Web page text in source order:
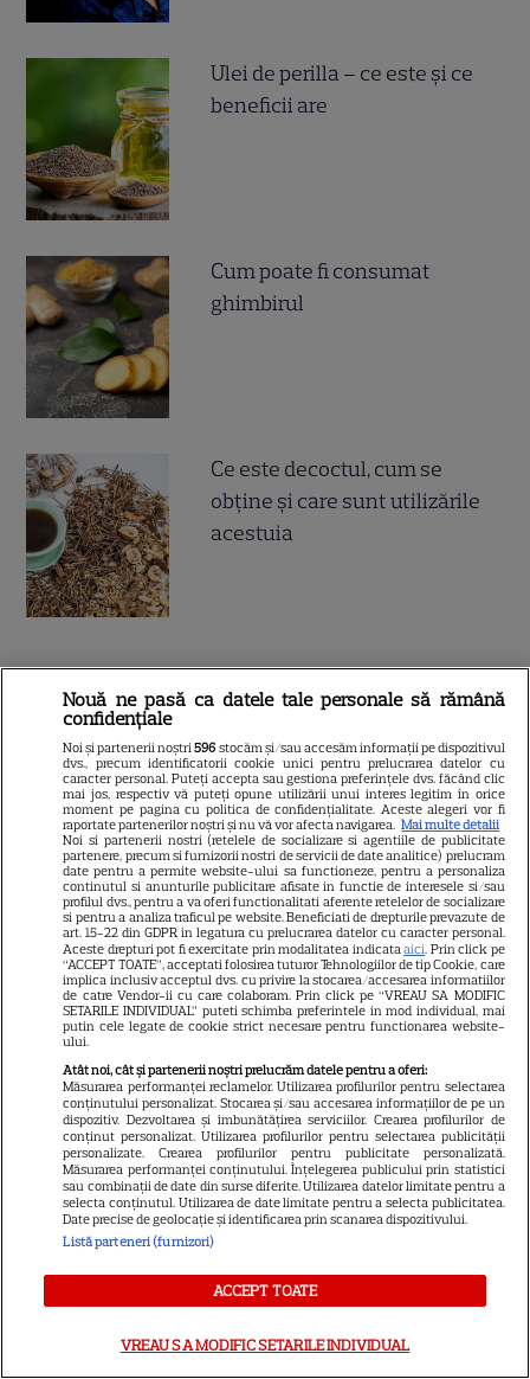
Ulei de perilla – ce este și ce
beneficii are
Cum poate fi consumat
ghimbirul
Ce este decoctul, cum se
obţine şi care sunt utilizările
acestuia
ALTE ARTICOLE
INTERESANTE
11
VEDETE STRĂINE
„Povestea peștelui posac”,
aventura animată inspirată
dintr-un bestseller The New
York Times, ajunge în
cinematografe pe 7 august
16
NETFLIX
Noutăți Netflix în august 2026:
Robert De Niro, „Nosferatu” și
noile sezoane din „Outer
Banks” și „Un veac de
singurătate”
VEDETE STRĂINE
Sean Astin din „Stăpânul
Nouă ne pasă ca datele tale personale să rămână
confidențiale
Noi și partenerii noștri596 stocăm și/sau accesăm informații pe dispozitivul
dvs., precum identificatorii cookie unici pentru prelucrarea datelor cu
caracter personal. Puteți accepta sau gestiona preferințele dvs. făcând clic
mai jos, respectiv vă puteți opune utilizării unui interes legitim în orice
moment pe pagina cu politica de confidențialitate. Aceste alegeri vor fi
raportate partenerilor noștri și nu vă vor afecta navigarea. Mai multe detalii
Noi si partenerii nostri (retelele de socializare si agentiile de publicitate
partenere, precum si furnizorii nostri de servicii de date analitice) prelucram
date pentru a permite website-ului sa functioneze, pentru a personaliza
continutul si anunturile publicitare afisate in functie de interesele si/sau
profilul dvs., pentru a va oferi functionalitati aferente retelelor de socializare
si pentru a analiza traficul pe website. Beneficiati de drepturile prevazute de
art. 15-22 din GDPR in legatura cu prelucrarea datelor cu caracter personal.
Aceste drepturi pot fi exercitate prin modalitatea indicataaici. Prin click pe
“ACCEPT TOATE”, acceptati folosirea tuturor Tehnologiilor de tip Cookie, care
implica inclusiv acceptul dvs. cu privire la stocarea/accesarea informatiilor
de catre Vendor-ii cu care colaboram. Prin click pe “VREAU SA MODIFIC
SETARILE INDIVIDUAL” puteti schimba preferintele in mod individual, mai
putin cele legate de cookie strict necesare pentru functionarea website-
ului.
Atât noi, cât și partenerii noștri prelucrăm datele pentru a oferi:
Măsurarea performanței reclamelor. Utilizarea profilurilor pentru selectarea
conținutului personalizat. Stocarea și/sau accesarea informațiilor de pe un
dispozitiv. Dezvoltarea și îmbunătățirea serviciilor. Crearea profilurilor de
conținut personalizat. Utilizarea profilurilor pentru selectarea publicității
personalizate. Crearea profilurilor pentru publicitate personalizată.
Măsurarea performanței conținutului. Înțelegerea publicului prin statistici
sau combinații de date din surse diferite. Utilizarea datelor limitate pentru a
selecta conținutul. Utilizarea de date limitate pentru a selecta publicitatea.
Date precise de geolocație și identificarea prin scanarea dispozitivului.
Listă parteneri (furnizori)
ACCEPT TOATE
VREAU SA MODIFIC SETARILE INDIVIDUAL